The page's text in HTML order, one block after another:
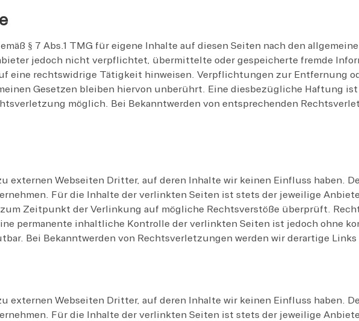
§ 7 Abs.1 TMG für eigene Inhalte auf diesen Seiten nach den
jedoch nicht verpflichtet, übermittelte oder gespeicherte fremde
eine rechtswidrige Tätigkeit hinweisen. Verpflichtungen zur Entfernung
Gesetzen bleiben hiervon unberührt. Eine diesbezügliche Haftung
möglich. Bei Bekanntwerden von entsprechenden
externen Webseiten Dritter, auf deren Inhalte wir keinen Einfluss haben.
Für die Inhalte der verlinkten Seiten ist stets der jeweilige
Zeitpunkt der Verlinkung auf mögliche Rechtsverstöße überprüft.
permanente inhaltliche Kontrolle der verlinkten Seiten ist jedoch ohne
Bei Bekanntwerden von Rechtsverletzungen werden wir derartige
externen Webseiten Dritter, auf deren Inhalte wir keinen Einfluss haben.
Für die Inhalte der verlinkten Seiten ist stets der jeweilige